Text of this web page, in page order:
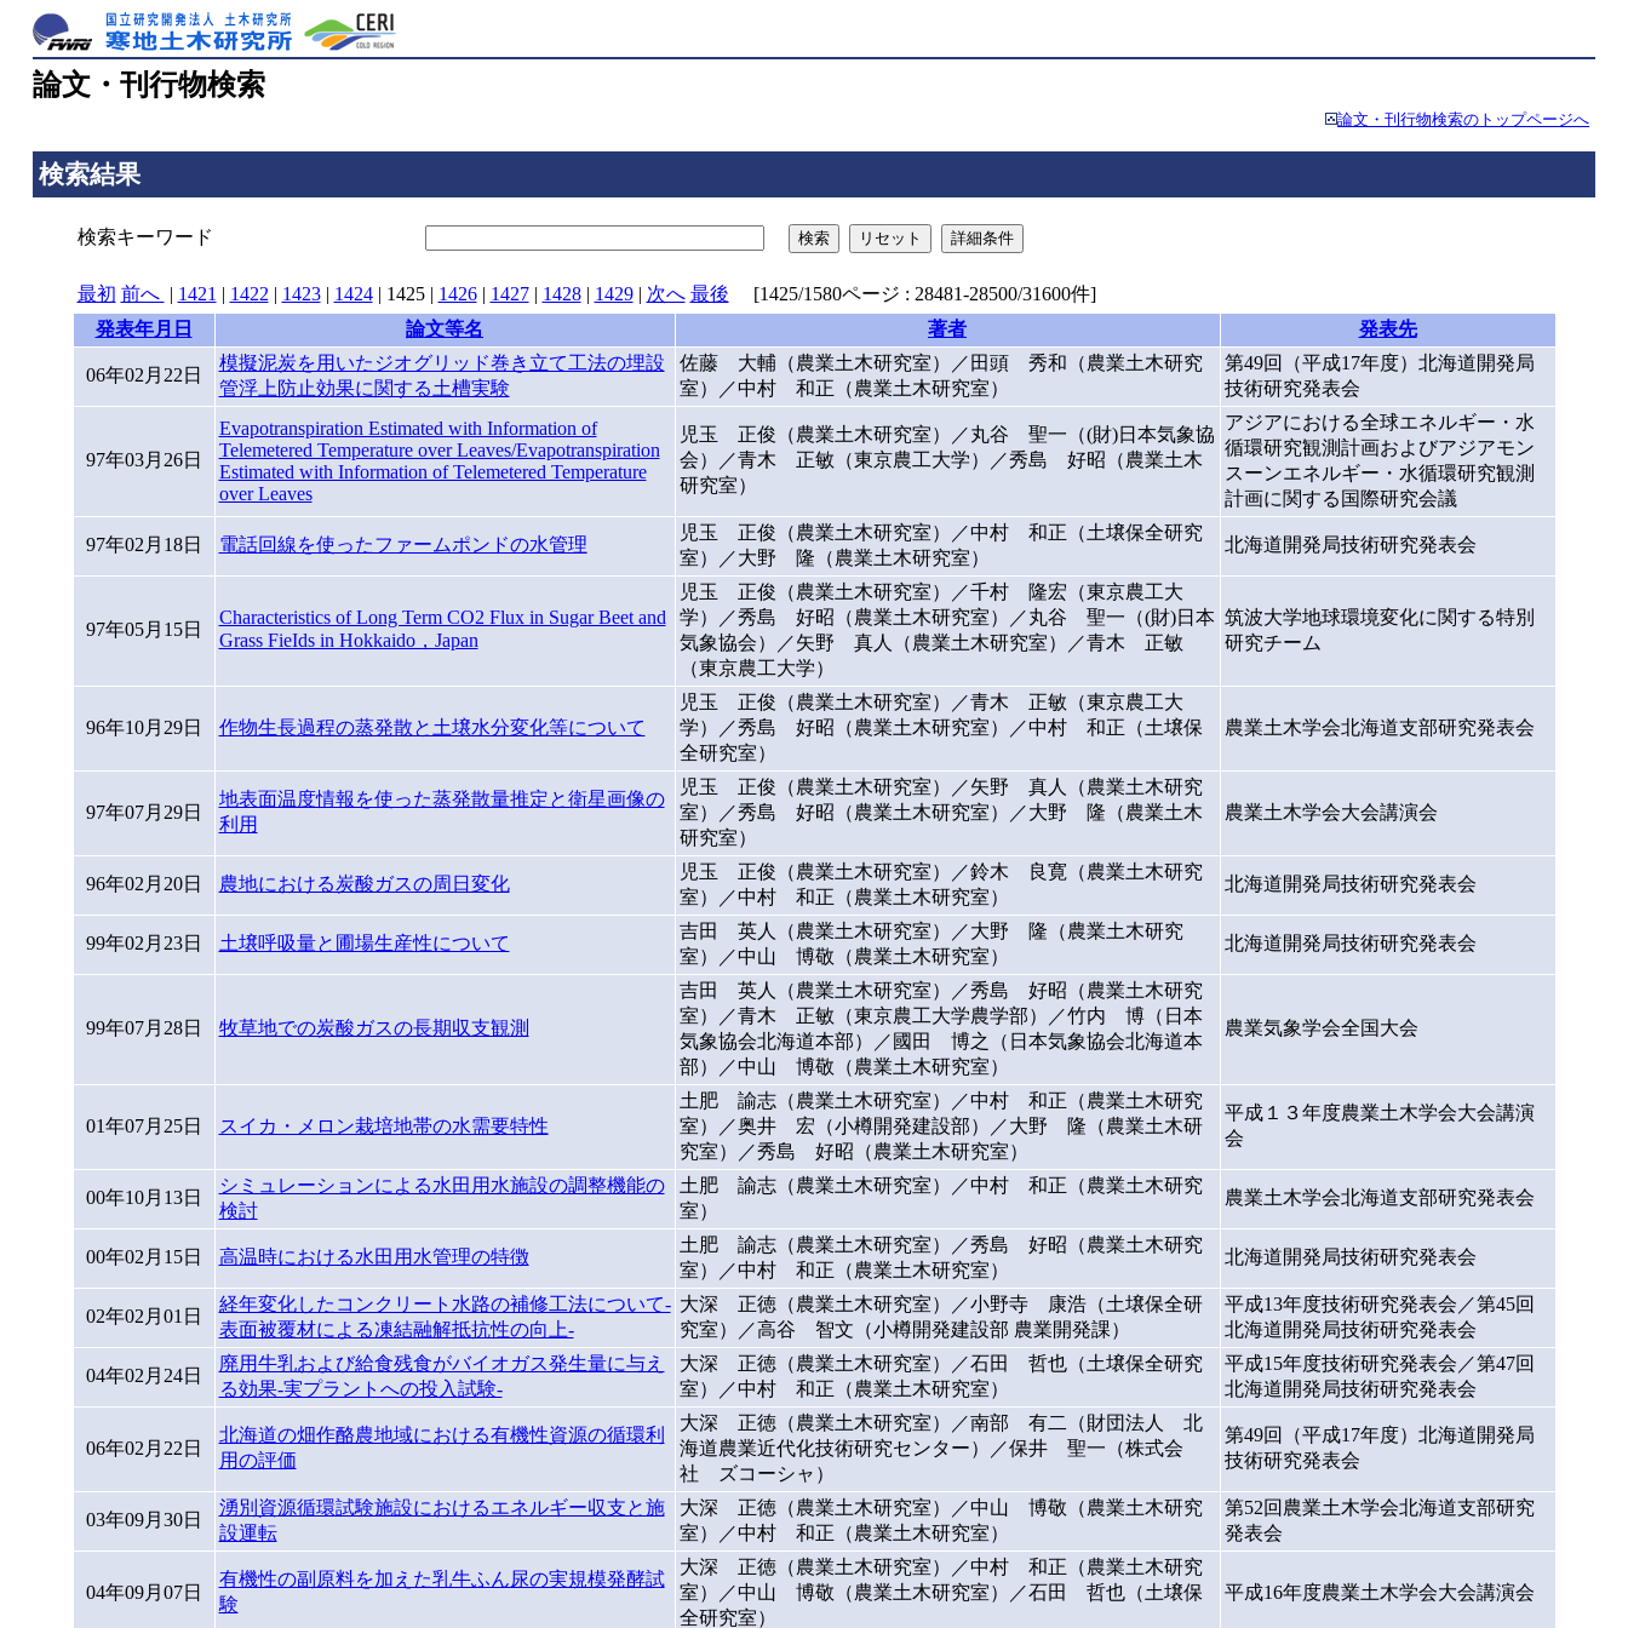
論文・刊行物検索
論文・刊行物検索のトップページへ
検索結果
検索キーワード 検索 リセット 詳細条件
最初 前へ | 1421 | 1422 | 1423| 1424| 1425| 1426| 1427| 1428| 1429| 次へ 最後 [1425/1580ページ : 28481-28500/31600件]
発表年月日
論文等名 著者 発表先
06年02月22日
模擬泥炭を用いたジオグリッド巻き立て工法の埋設
管浮上防止効果に関する土槽実験
佐藤 大輔（農業土木研究室）／田頭 秀和（農業土木研究
室）／中村 和正（農業土木研究室）
第49回（平成17年度）北海道開発局
技術研究発表会
97年03月26日
Evapotranspiration Estimated with Information of
Telemetered Temperature over Leaves/Evapotranspiration
Estimated with Information of Telemetered Temperature
over Leaves
児玉 正俊（農業土木研究室）／丸谷 聖一（(財)日本気象協
会）／青木 正敏（東京農工大学）／秀島 好昭（農業土木
研究室）
アジアにおける全球エネルギー・水
循環研究観測計画およびアジアモン
スーンエネルギー・水循環研究観測
計画に関する国際研究会議
97年02月18日 電話回線を使ったファームポンドの水管理
児玉 正俊（農業土木研究室）／中村 和正（土壌保全研究
室）／大野 隆（農業土木研究室）
北海道開発局技術研究発表会
97年05月15日
Characteristics of Long Term CO2 Flux in Sugar Beet and
Grass FieIds in Hokkaido，Japan
児玉 正俊（農業土木研究室）／千村 隆宏（東京農工大
学）／秀島 好昭（農業土木研究室）／丸谷 聖一（(財)日本
気象協会）／矢野 真人（農業土木研究室）／青木 正敏
（東京農工大学）
筑波大学地球環境変化に関する特別
研究チーム
96年10月29日 作物生長過程の蒸発散と土壌水分変化等について
児玉 正俊（農業土木研究室）／青木 正敏（東京農工大
学）／秀島 好昭（農業土木研究室）／中村 和正（土壌保
全研究室）
農業土木学会北海道支部研究発表会
97年07月29日
地表面温度情報を使った蒸発散量推定と衛星画像の
利用
児玉 正俊（農業土木研究室）／矢野 真人（農業土木研究
室）／秀島 好昭（農業土木研究室）／大野 隆（農業土木
研究室）
農業土木学会大会講演会
96年02月20日 農地における炭酸ガスの周日変化
児玉 正俊（農業土木研究室）／鈴木 良寛（農業土木研究
室）／中村 和正（農業土木研究室）
北海道開発局技術研究発表会
99年02月23日 土壌呼吸量と圃場生産性について
吉田 英人（農業土木研究室）／大野 隆（農業土木研究
室）／中山 博敬（農業土木研究室）
北海道開発局技術研究発表会
99年07月28日 牧草地での炭酸ガスの長期収支観測
吉田 英人（農業土木研究室）／秀島 好昭（農業土木研究
室）／青木 正敏（東京農工大学農学部）／竹内 博（日本
気象協会北海道本部）／國田 博之（日本気象協会北海道本
部）／中山 博敬（農業土木研究室）
農業気象学会全国大会
01年07月25日 スイカ・メロン栽培地帯の水需要特性
土肥 諭志（農業土木研究室）／中村 和正（農業土木研究
室）／奥井 宏（小樽開発建設部）／大野 隆（農業土木研
究室）／秀島 好昭（農業土木研究室）
平成１３年度農業土木学会大会講演
会
00年10月13日
シミュレーションによる水田用水施設の調整機能の
検討
土肥 諭志（農業土木研究室）／中村 和正（農業土木研究
室）
農業土木学会北海道支部研究発表会
00年02月15日 高温時における水田用水管理の特徴
土肥 諭志（農業土木研究室）／秀島 好昭（農業土木研究
室）／中村 和正（農業土木研究室）
北海道開発局技術研究発表会
02年02月01日
経年変化したコンクリート水路の補修工法について-
表面被覆材による凍結融解抵抗性の向上-
大深 正徳（農業土木研究室）／小野寺 康浩（土壌保全研
究室）／高谷 智文（小樽開発建設部 農業開発課）
平成13年度技術研究発表会／第45回
北海道開発局技術研究発表会
04年02月24日
廃用牛乳および給食残食がバイオガス発生量に与え
る効果-実プラントへの投入試験-
大深 正徳（農業土木研究室）／石田 哲也（土壌保全研究
室）／中村 和正（農業土木研究室）
平成15年度技術研究発表会／第47回
北海道開発局技術研究発表会
06年02月22日
北海道の畑作酪農地域における有機性資源の循環利
用の評価
大深 正徳（農業土木研究室）／南部 有二（財団法人 北
海道農業近代化技術研究センター）／保井 聖一（株式会
社 ズコーシャ）
第49回（平成17年度）北海道開発局
技術研究発表会
03年09月30日
湧別資源循環試験施設におけるエネルギー収支と施
設運転
大深 正徳（農業土木研究室）／中山 博敬（農業土木研究
室）／中村 和正（農業土木研究室）
第52回農業土木学会北海道支部研究
発表会
04年09月07日
有機性の副原料を加えた乳牛ふん尿の実規模発酵試
験
大深 正徳（農業土木研究室）／中村 和正（農業土木研究
室）／中山 博敬（農業土木研究室）／石田 哲也（土壌保
全研究室）
平成16年度農業土木学会大会講演会